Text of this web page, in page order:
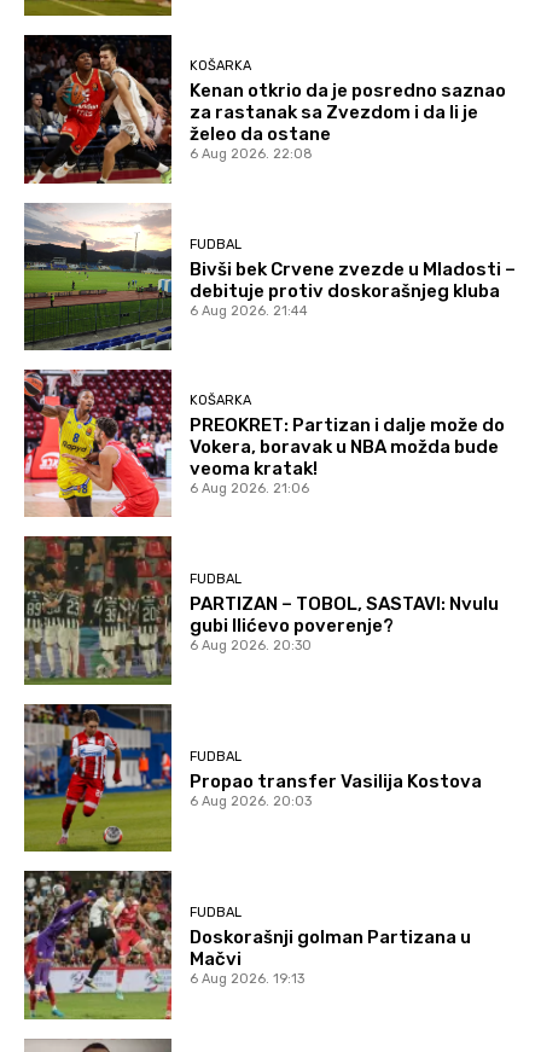
KOŠARKA
Kenan otkrio da je posredno saznao
za rastanak sa Zvezdom i da li je
želeo da ostane
6 Aug 2026. 22:08
FUDBAL
Bivši bek Crvene zvezde u Mladosti –
debituje protiv doskorašnjeg kluba
6 Aug 2026. 21:44
KOŠARKA
PREOKRET: Partizan i dalje može do
Vokera, boravak u NBA možda bude
veoma kratak!
6 Aug 2026. 21:06
FUDBAL
PARTIZAN – TOBOL, SASTAVI: Nvulu
gubi Ilićevo poverenje?
6 Aug 2026. 20:30
FUDBAL
Propao transfer Vasilija Kostova
6 Aug 2026. 20:03
FUDBAL
Doskorašnji golman Partizana u
Mačvi
6 Aug 2026. 19:13